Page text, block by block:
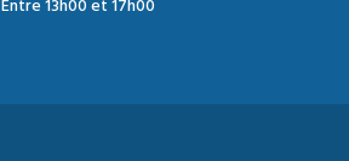
Entre 13h00 et 17h00